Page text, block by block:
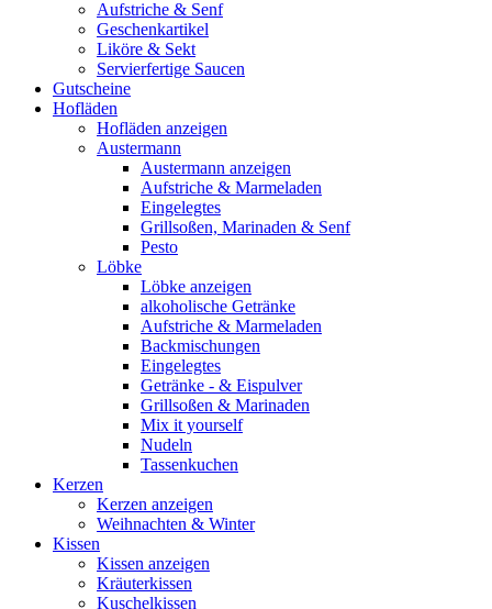
Aufstriche & Senf
Geschenkartikel
Liköre & Sekt
Servierfertige Saucen
Gutscheine
Hofläden
Hofläden anzeigen
Austermann
Austermann anzeigen
Aufstriche & Marmeladen
Eingelegtes
Grillsoßen, Marinaden & Senf
Pesto
Löbke
Löbke anzeigen
alkoholische Getränke
Aufstriche & Marmeladen
Backmischungen
Eingelegtes
Getränke - & Eispulver
Grillsoßen & Marinaden
Mix it yourself
Nudeln
Tassenkuchen
Kerzen
Kerzen anzeigen
Weihnachten & Winter
Kissen
Kissen anzeigen
Kräuterkissen
Kuschelkissen